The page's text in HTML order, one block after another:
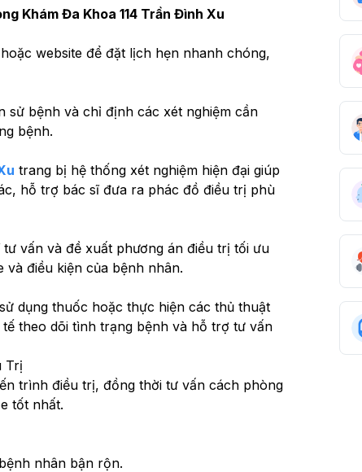
Khám Đa Khoa 114 Trần Đình Xu
website để đặt lịch hẹn nhanh chóng,
sử bệnh và chỉ định các xét nghiệm cần
bệnh.
trang bị hệ thống xét nghiệm hiện đại giúp
hỗ trợ bác sĩ đưa ra phác đồ điều trị phù
vấn và đề xuất phương án điều trị tối ưu
điều kiện của bệnh nhân.
dụng thuốc hoặc thực hiện các thủ thuật
theo dõi tình trạng bệnh và hỗ trợ tư vấn
Trị
trình điều trị, đồng thời tư vấn cách phòng
tốt nhất.
nhân bận rộn.